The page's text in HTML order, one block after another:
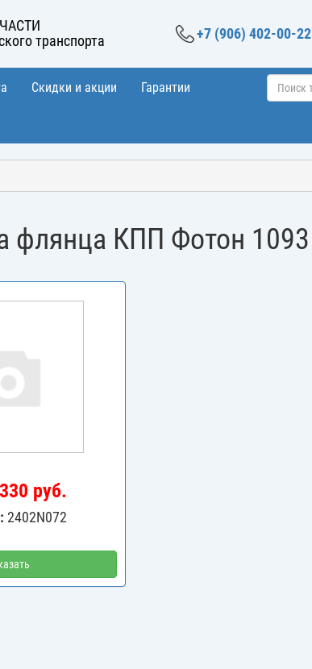
транспорта
+7 (906) 402-00-22
Скидки и акции Гарантии
флянца КПП Фотон 1093
руб.
2402N072